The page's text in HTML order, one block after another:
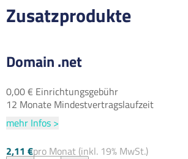
Zusatzprodukte
Domain .net
0,00 € Einrichtungsgebühr
12 Monate Mindestvertragslaufzeit
mehr Infos >
2,11 €pro Monat (inkl. 19% MwSt.)